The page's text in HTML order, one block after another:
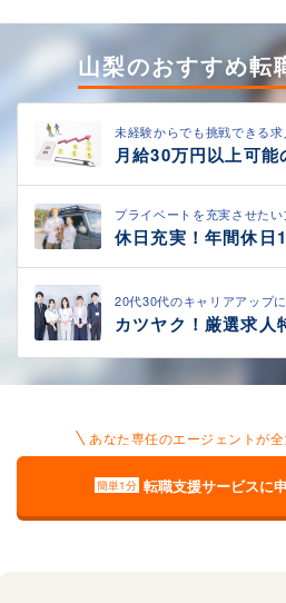
山梨のおすすめ転
未経験からでも挑戦できる求
月給30万円以上可能
プライベートを充実させたい
休日充実！年間休日
20代30代のキャリアアップに
カツヤク！厳選求人
あなた専任のエージェントが
簡単1分 転職支援サービスに